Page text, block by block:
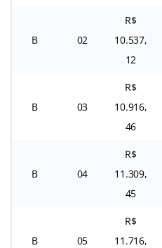
B 02
R$
10.537,
12
B 03
R$
10.916,
46
B 04
R$
11.309,
45
B 05
R$
11.716,